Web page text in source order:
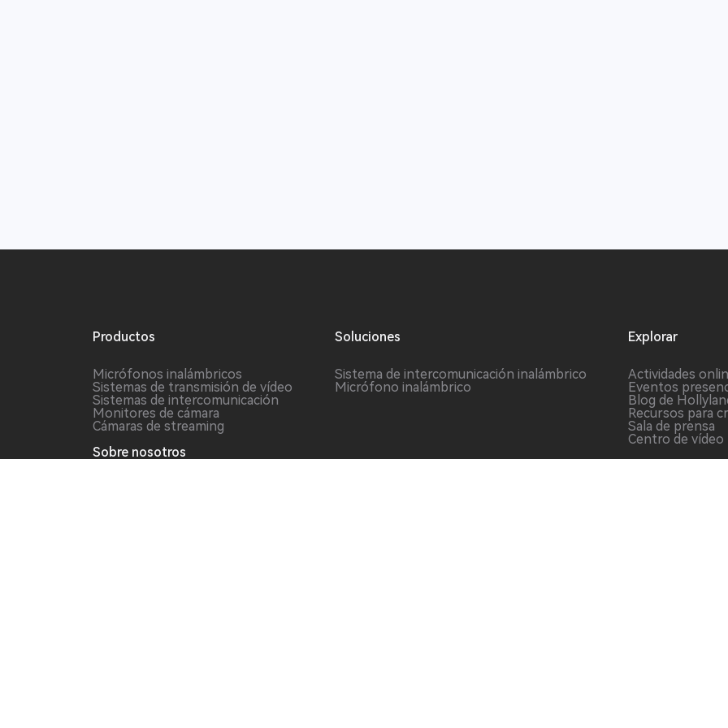
Productos
Micrófonos inalámbricos
Sistemas de transmisión de vídeo
Sistemas de intercomunicación
Monitores de cámara
Cámaras de streaming
Soluciones
Sistema de intercomunicación inalámbrico
Micrófono inalámbrico
Explorar
Actividades
Eventos
Blog de
Recursos para
Sala de prensa
Centro de vídeo
Sobre nosotros